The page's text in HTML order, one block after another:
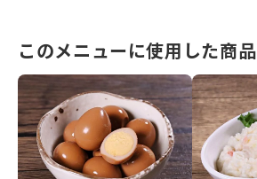
このメニューに使用した商品